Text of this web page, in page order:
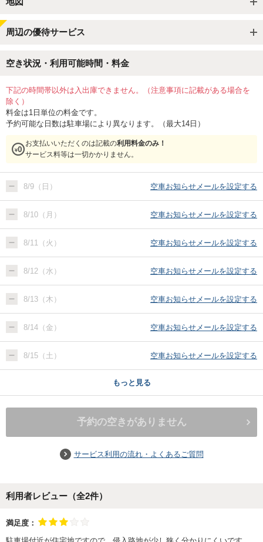
周辺の優待サービス
空き状況・利用可能時間・料金
下記の時間帯以外は入出庫できません。（注意事項に記載がある場合を
除く）
料金は1日単位の料金です。
予約可能な日数は駐車場により異なります。（最大14日）
お支払いいただくのは記載の利用料金のみ！
サービス料等は一切かかりません。
8/9（日） 空車お知らせメールを設定する
8/10（月） 空車お知らせメールを設定する
8/11（火） 空車お知らせメールを設定する
8/12（水） 空車お知らせメールを設定する
8/13（木） 空車お知らせメールを設定する
8/14（金） 空車お知らせメールを設定する
8/15（土） 空車お知らせメールを設定する
もっと見る
予約の空きがありません
サービス利用の流れ・よくあるご質問
利用者レビュー（全2件）
満足度：